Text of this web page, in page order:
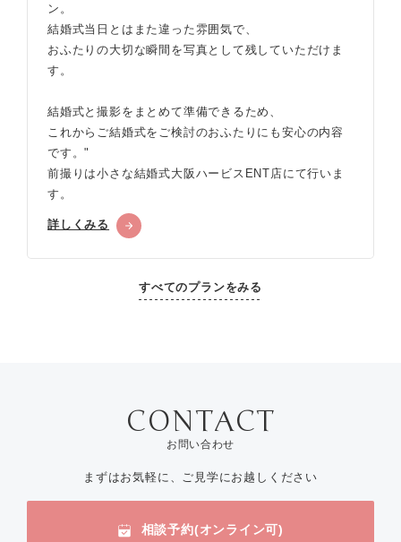
ン。
結婚式当日とはまた違った雰囲気で、
おふたりの大切な瞬間を写真として残していただけま
す。
結婚式と撮影をまとめて準備できるため、
これからご結婚式をご検討のおふたりにも安心の内容
です。"
前撮りは小さな結婚式大阪ハービスENT店にて行いま
す。
詳しくみる
すべてのプランをみる
お問い合わせ
まずはお気軽に、ご見学にお越しください
相談予約(オンライン可)